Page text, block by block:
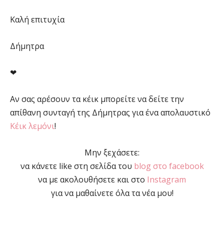
Καλή επιτυχία
Δήμητρα
❤
Αν σας αρέσουν τα κέικ μπορείτε να δείτε την
απίθανη συνταγή της Δήμητρας για ένα απολαυστικό
Κέικ λεμόνι!
Μην ξεχάσετε:
να κάνετε like στη σελίδα του blog στο facebook
να με ακολουθήσετε και στο Instagram
για να μαθαίνετε όλα τα νέα μου!